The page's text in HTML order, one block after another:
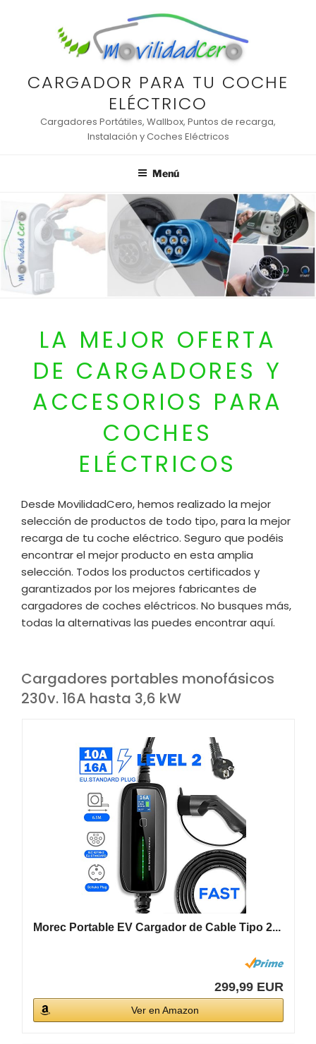
CARGADOR PARA TU COCHE
ELÉCTRICO
Cargadores Portátiles, Wallbox, Puntos de recarga,
Instalación y Coches Eléctricos
Menú
LA MEJOR OFERTA
DE CARGADORES Y
ACCESORIOS PARA
COCHES
ELÉCTRICOS
Desde MovilidadCero, hemos realizado la mejor
selección de productos de todo tipo, para la mejor
recarga de tu coche eléctrico. Seguro que podéis
encontrar el mejor producto en esta amplia
selección. Todos los productos certificados y
garantizados por los mejores fabricantes de
cargadores de coches eléctricos. No busques más,
todas la alternativas las puedes encontrar aquí.
Cargadores portables monofásicos
230v. 16A hasta 3,6 kW
Morec Portable EV Cargador de Cable Tipo 2...
299,99 EUR
Ver en Amazon